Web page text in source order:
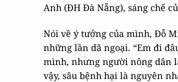
Anh (ĐH Đà Nẵng), sáng chế
Nói về ý tưởng của mình, Đỗ
những lần dã ngoại. “Em đi
mình, nhưng người nông dân
vậy, sâu bệnh hại là nguyên